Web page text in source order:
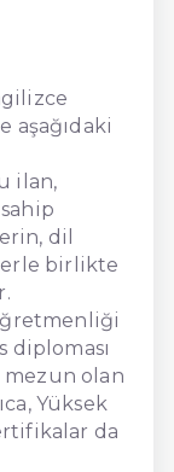
aşağıdaki
ilan,
dil
birlikte
diploması
olan
Yüksek
da